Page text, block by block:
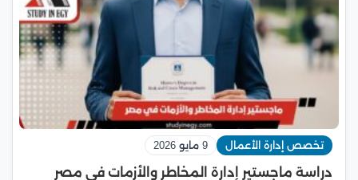
تخصص إدارة الأعمال 9 مايو 2026
دراسة ماجستير إدارة المخاطر والأزمات في مصر